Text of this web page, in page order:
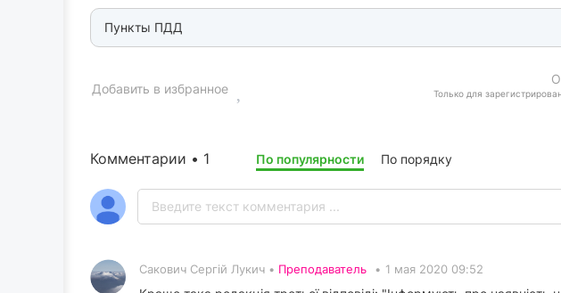
Пункты ПДД
Только для
Добавить в избранное
Комментарии • 1 По популярности По порядку
Сакович Сергій Лукич • Преподаватель • 1 мая 2020 09:52